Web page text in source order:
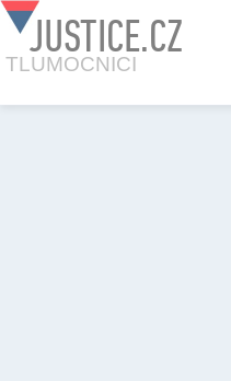
JUSTICE.CZ
TLUMOCNICI